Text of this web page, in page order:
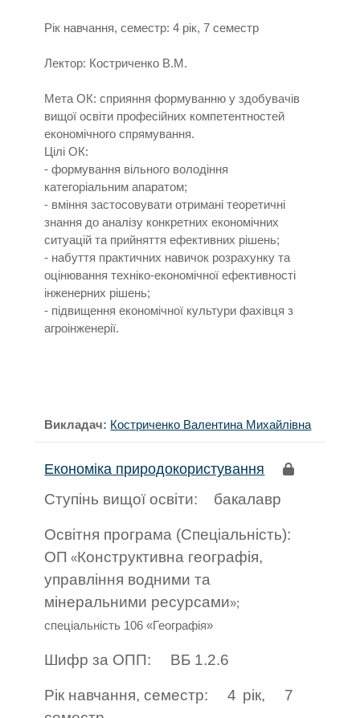
Рік навчання, семестр: 4 рік, 7 семестр
Лектор: Костриченко В.М.
Мета ОК: сприяння формуванню у здобувачів
вищої освіти професійних компетентностей
економічного спрямування.
Цілі ОК:
- формування вільного володіння
категоріальним апаратом;
- вміння застосовувати отримані теоретичні
знання до аналізу конкретних економічних
ситуацій та прийняття ефективних рішень;
- набуття практичних навичок розрахунку та
оцінювання техніко-економічної ефективності
інженерних рішень;
- підвищення економічної культури фахівця з
агроінженерії.
Викладач: Костриченко Валентина Михайлівна
Економіка природокористування
Ступінь вищої освіти: бакалавр
Освітня програма (Спеціальність):
ОП «Конструктивна географія,
управління водними та
мінеральними ресурсами»;
спеціальність 106 «Географія»
Шифр за ОПП: ВБ 1.2.6
Рік навчання, семестр: 4 рік,
7